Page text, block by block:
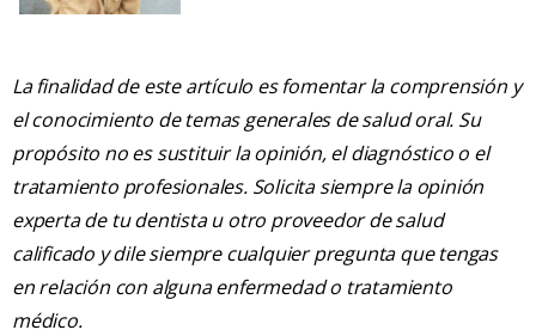
La finalidad de este artículo es fomentar la comprensión y
el conocimiento de temas generales de salud oral. Su
propósito no es sustituir la opinión, el diagnóstico o el
tratamiento profesionales. Solicita siempre la opinión
experta de tu dentista u otro proveedor de salud
calificado y dile siempre cualquier pregunta que tengas
en relación con alguna enfermedad o tratamiento
médico.